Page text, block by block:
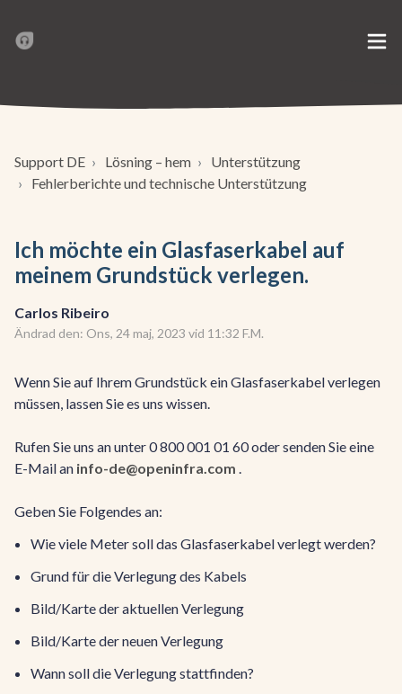
Support DE Lösning – hem
Unterstützung
Fehlerberichte und technische Unterstützung
Ich möchte ein Glasfaserkabel auf
meinem Grundstück verlegen.
Carlos Ribeiro
Ändrad den: Ons, 24 maj, 2023 vid 11:32 F.M.
Wenn Sie auf Ihrem Grundstück ein Glasfaserkabel verlegen
müssen, lassen Sie es uns wissen.
Rufen Sie uns an unter 0 800 001 01 60 oder senden Sie eine
E-Mail an info-de@openinfra.com .
Geben Sie Folgendes an:
Wie viele Meter soll das Glasfaserkabel verlegt werden?
Grund für die Verlegung des Kabels
Bild/Karte der aktuellen Verlegung
Bild/Karte der neuen Verlegung
Wann soll die Verlegung stattfinden?